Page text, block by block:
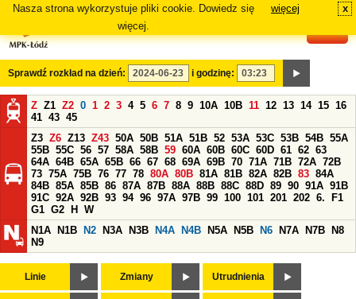
Nasza strona wykorzystuje pliki cookie. Dowiedz się
więcej.
więcej x
Sprawdź rozkład na dzień: i godzinę:
Z Z1 Z2 0 1 2 3 4 5 6 7 8 9 10A 10B 11 12 13 14 15 16
41 43 45
Z3 Z6 Z13 Z43 50A 50B 51A 51B 52 53A 53C 53B 54B 55A
55B 55C 56 57 58A 58B 59 60A 60B 60C 60D 61 62 63
64A 64B 65A 65B 66 67 68 69A 69B 70 71A 71B 72A 72B
73 75A 75B 76 77 78 80A 80B 81A 81B 82A 82B 83 84A
84B 85A 85B 86 87A 87B 88A 88B 88C 88D 89 90 91A 91B
91C 92A 92B 93 94 96 97A 97B 99 100 101 201 202 6.
F1
G1 G2 H
W
N1A
N1B N2 N3A N3B N4A N4B N5A N5B N6 N7A N7B
N8
N9
Linie Zmiany Utrudnienia